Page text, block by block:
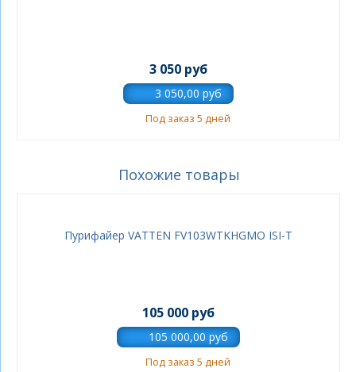
3 050 руб
Под заказ 5 дней
Похожие товары
Пурифайер VATTEN FV103WTKHGMO ISI-T
105 000 руб
Под заказ 5 дней